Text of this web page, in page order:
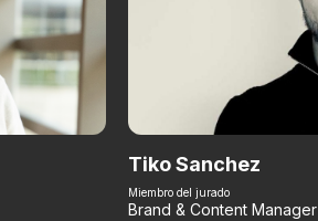
Tiko Sanchez
Miembro del jurado
Brand & Content Manager